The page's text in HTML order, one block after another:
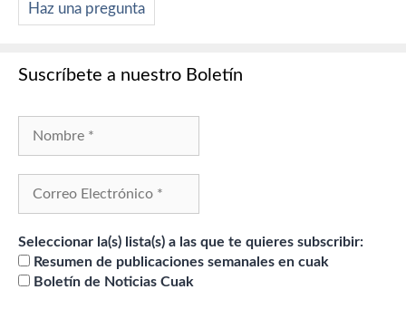
Haz una pregunta
Suscríbete a nuestro Boletín
Seleccionar la(s) lista(s) a las que te quieres subscribir:
Resumen de publicaciones semanales en cuak
Boletín de Noticias Cuak